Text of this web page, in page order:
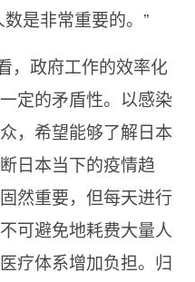
是非常重要的。”
，政府工作的效率化
定的矛盾性。以感染
，希望能够了解日本
日本当下的疫情趋
然重要，但每天进行
可避免地耗费大量人
疗体系增加负担。归